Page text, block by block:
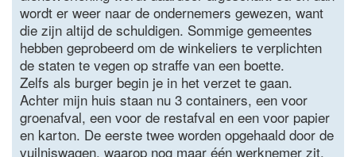
wordt er weer naar de ondernemers gewezen, want
die zijn altijd de schuldigen. Sommige gemeentes
hebben geprobeerd om de winkeliers te verplichten
de staten te vegen op straffe van een boette.
Zelfs als burger begin je in het verzet te gaan.
Achter mijn huis staan nu 3 containers, een voor
groenafval, een voor de restafval en een voor papier
en karton. De eerste twee worden opgehaald door de
vuilniswagen, waarop nog maar één werknemer zit,